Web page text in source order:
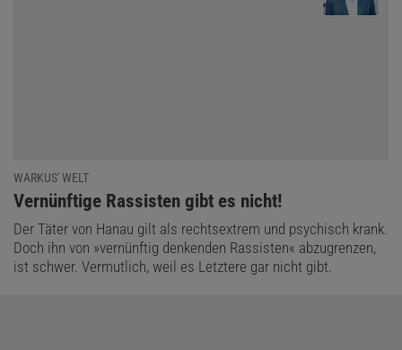
WARKUS' WELT
:
Vernünftige Rassisten gibt es nicht!
Der Täter von Hanau gilt als rechtsextrem und psychisch krank.
Doch ihn von »vernünftig denkenden Rassisten« abzugrenzen,
ist schwer. Vermutlich, weil es Letztere gar nicht gibt.